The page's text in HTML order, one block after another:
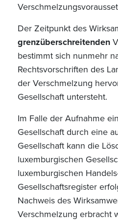
Der Zeitpunkt des
grenzüberschreitenden
bestimmt sich nunmehr
Rechtsvorschriften des
der Verschmelzung
Gesellschaft untersteht.
Im Falle der Aufnahme
Gesellschaft durch eine
Gesellschaft kann die
luxemburgischen
luxemburgischen
Gesellschaftsregister
Nachweis des
Verschmelzung erbracht